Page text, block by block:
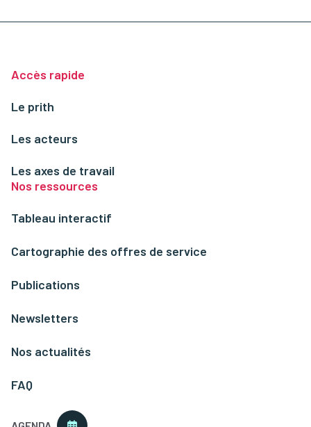
Accès rapide
Le prith
Les acteurs
Les axes de travail
Nos ressources
Tableau interactif
Cartographie des offres de service
Publications
Newsletters
Nos actualités
FAQ